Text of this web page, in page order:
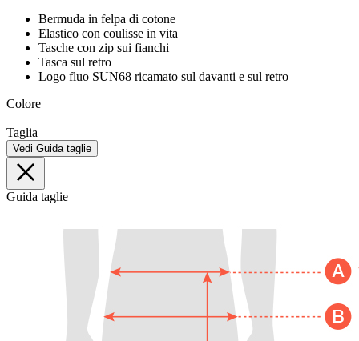
Bermuda in felpa di cotone
Elastico con coulisse in vita
Tasche con zip sui fianchi
Tasca sul retro
Logo fluo SUN68 ricamato sul davanti e sul retro
Colore
Taglia
Vedi Guida taglie
Guida taglie